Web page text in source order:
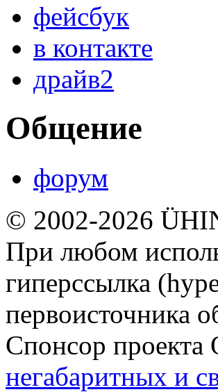
фейсбук
в контакте
драйв2
Общение
форум
© 2002-2026
При любом
гиперссылка
первоисточника
Спонсор
негабаритных и